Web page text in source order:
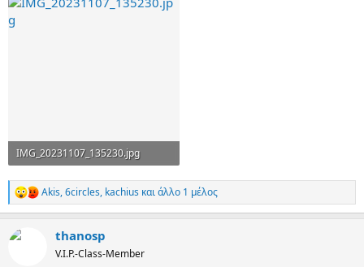
IMG_20231107_135230.jpg
175,6 KB · Προβολές: 59
R
e
c
Akis,6circles, kachius και άλλο 1 μέλος
thanosp
V.I.P.-Class-Member